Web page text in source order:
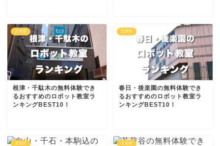
文京区
根津・千駄木の無料体験でき
るおすすめのロボット教室ラ
ンキングBEST10！
文京区
春日・後楽園の無料体験でき
るおすすめのロボット教室ラ
ンキングBEST10！
文京区 文京区